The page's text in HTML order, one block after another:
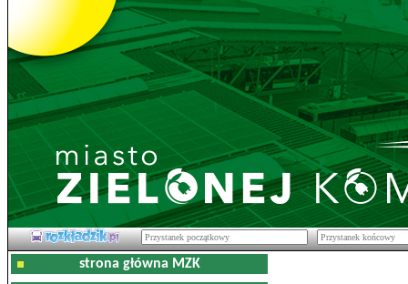
strona główna MZK